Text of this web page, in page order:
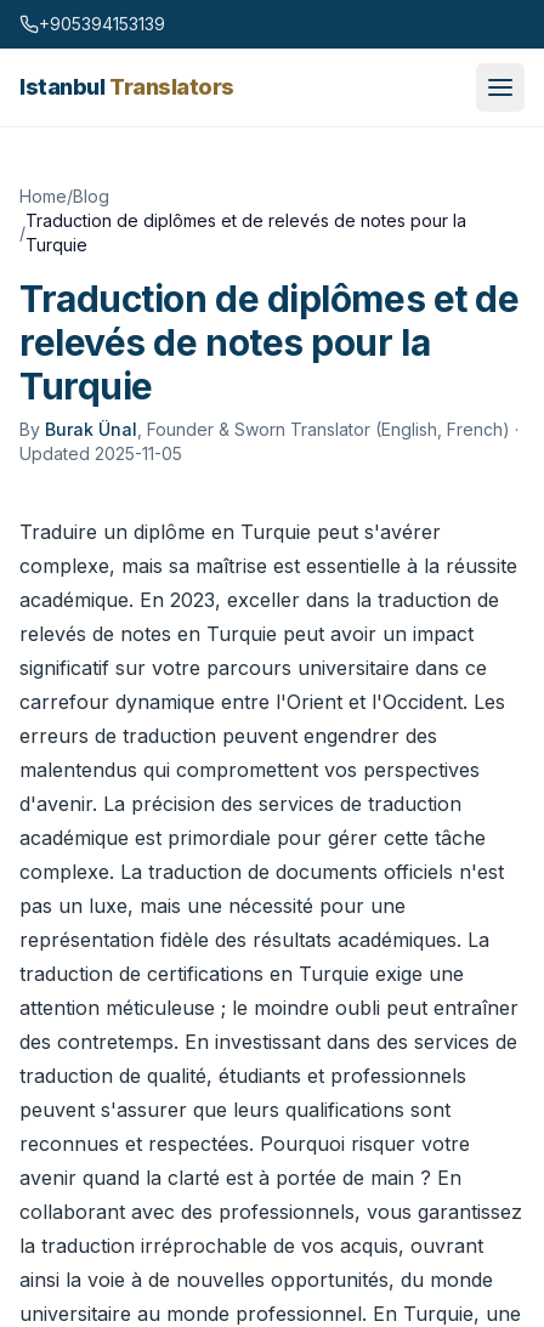
Skip to content
+905394153139
IstanbulTranslators
Home/Blog
/
Traduction de diplômes et de relevés de notes pour la
Turquie
Traduction de diplômes et de
relevés de notes pour la
Turquie
By Burak Ünal Founder & Sworn Translator (English, French) ·
Updated 2025-11-05
Traduire un diplôme en Turquie peut s'avérer
complexe, mais sa maîtrise est essentielle à la réussite
académique. En 2023, exceller dans la traduction de
relevés de notes en Turquie peut avoir un impact
significatif sur votre parcours universitaire dans ce
carrefour dynamique entre l'Orient et l'Occident. Les
erreurs de traduction peuvent engendrer des
malentendus qui compromettent vos perspectives
d'avenir. La précision des services de traduction
académique est primordiale pour gérer cette tâche
complexe. La traduction de documents officiels n'est
pas un luxe, mais une nécessité pour une
représentation fidèle des résultats académiques. La
traduction de certifications en Turquie exige une
attention méticuleuse ; le moindre oubli peut entraîner
des contretemps. En investissant dans des services de
traduction de qualité, étudiants et professionnels
peuvent s'assurer que leurs qualifications sont
reconnues et respectées. Pourquoi risquer votre
avenir quand la clarté est à portée de main ? En
collaborant avec des professionnels, vous garantissez
la traduction irréprochable de vos acquis, ouvrant
ainsi la voie à de nouvelles opportunités, du monde
universitaire au monde professionnel. En Turquie, une